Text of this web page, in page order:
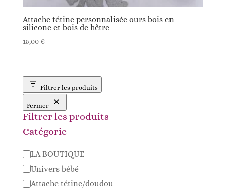
Attache tétine personnalisée ours bois en
silicone et bois de hêtre
15,00 €
Filtrer les produits
Fermer
Filtrer les produits
Catégorie
Catégorie
LA BOUTIQUE
Univers bébé
Attache tétine/doudou